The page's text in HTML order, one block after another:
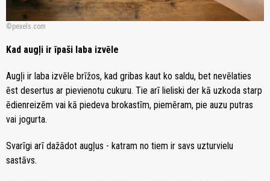
pexels.com
Kad augļi ir īpaši laba izvēle
Augļi ir laba izvēle brīžos, kad gribas kaut ko saldu, bet nevēlaties
ēst desertus ar pievienotu cukuru. Tie arī lieliski der kā uzkoda starp
ēdienreizēm vai kā piedeva brokastīm, piemēram, pie auzu putras
vai jogurta.
Svarīgi arī dažādot augļus - katram no tiem ir savs uzturvielu
sastāvs.